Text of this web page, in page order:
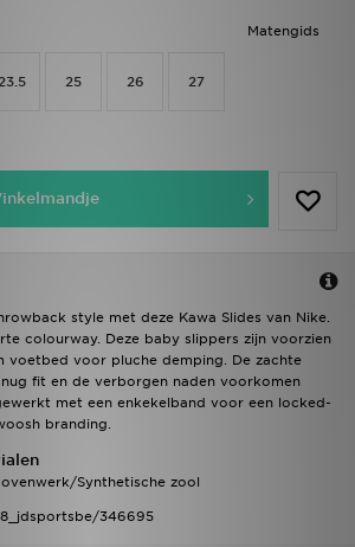
Matengids
25 26 27
style met deze Kawa Slides van Nike.
colourway. Deze baby slippers zijn voorzien
voetbed voor pluche demping. De zachte
fit en de verborgen naden voorkomen
met een enkekelband voor een locked-
branding.
Synthetische zool
346695